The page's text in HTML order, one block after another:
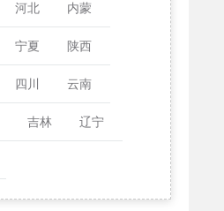
河北 内蒙
宁夏 陕西
四川 云南
吉林 辽宁